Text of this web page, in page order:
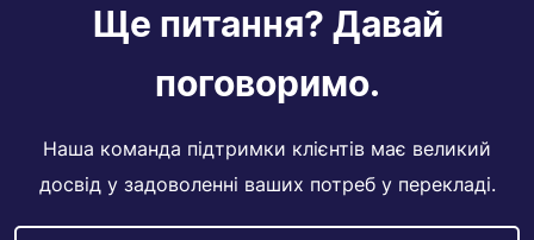
Ще питання? Давай
поговоримо.
Наша команда підтримки клієнтів має великий
досвід у задоволенні ваших потреб у перекладі.